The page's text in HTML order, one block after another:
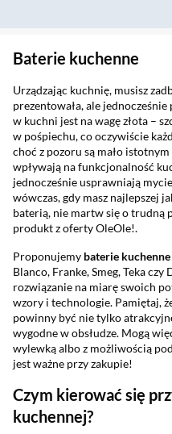
Baterie kuchenne
Urządzając kuchnię, musisz
prezentowała, ale
w kuchni jest na wagę złota –
w pośpiechu, co oczywiście
choć z pozoru są mało
wpływają na funkcjonalność
jednocześnie usprawniają
wówczas, gdy masz najlepszej
baterią, nie martw się o trudną
produkt z oferty OleOle!.
Proponujemy baterie kuchenne
Blanco, Franke, Smeg, Teka
rozwiązanie na miarę swoich
wzory i technologie. Pamiętaj,
powinny być nie tylko
wygodne w obsłudze. Mogą
wylewką albo z możliwością
jest ważne przy zakupie!
Czym kierować się
kuchennej?